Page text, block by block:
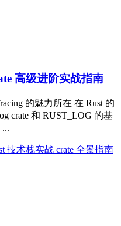
高级进阶实战指南
的魅力所在 在 Rust 的
crate 和 RUST_LOG 的基